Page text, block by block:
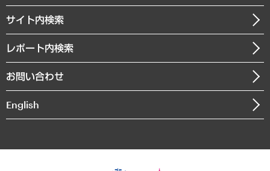
まちづくり・観光・交通・スポーツ・スマートシティ
自然資源・農林水産業・食料システム
受託・受注実績（官公庁関連）
メディア掲載・出演
沿革
組織図・本部部室紹介
インドネシア現地法人
個人情報保護方針
お知らせ
サイト内検索
レポート内検索
お問い合わせ
English